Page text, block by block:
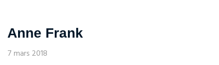
Anne Frank
7 mars 2018